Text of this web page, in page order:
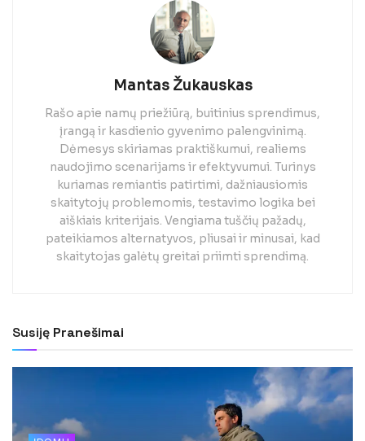
Mantas Žukauskas
Rašo apie namų priežiūrą, buitinius sprendimus,
įrangą ir kasdienio gyvenimo palengvinimą.
Dėmesys skiriamas praktiškumui, realiems
naudojimo scenarijams ir efektyvumui. Turinys
kuriamas remiantis patirtimi, dažniausiomis
skaitytojų problemomis, testavimo logika bei
aiškiais kriterijais. Vengiama tuščių pažadų,
pateikiamos alternatyvos, pliusai ir minusai, kad
skaitytojas galėtų greitai priimti sprendimą.
Susiję Pranešimai